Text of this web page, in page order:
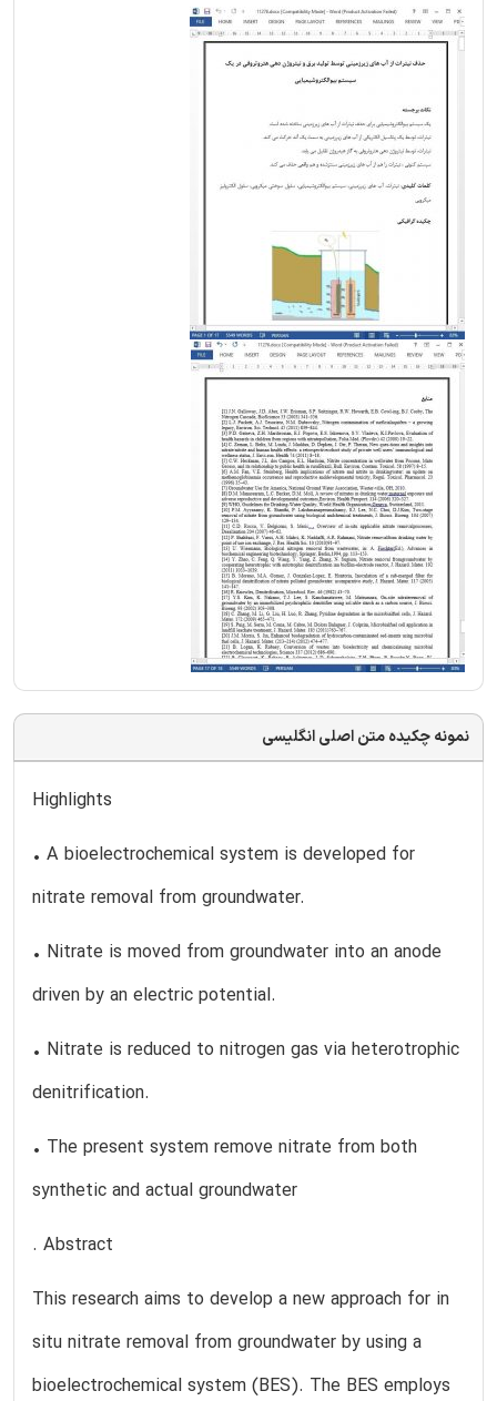
نمونه چکیده متن اصلی انگلیسی
Highlights
• A bioelectrochemical system is developed for
nitrate removal from groundwater.
• Nitrate is moved from groundwater into an anode
driven by an electric potential.
• Nitrate is reduced to nitrogen gas via heterotrophic
denitrification.
• The present system remove nitrate from both
synthetic and actual groundwater
. Abstract
This research aims to develop a new approach for in
situ nitrate removal from groundwater by using a
bioelectrochemical system (BES). The BES employs